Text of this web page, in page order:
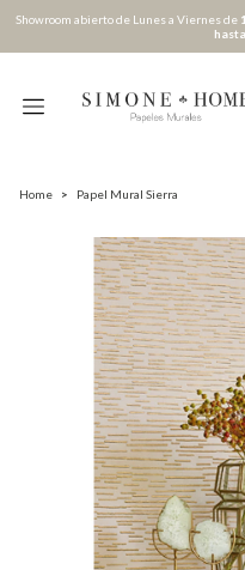
Showroom abierto de Lunes a Viernes de
Home > Papel Mural Sierra